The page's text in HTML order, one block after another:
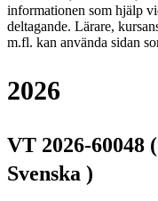
informationen som hjälp
deltagande. Lärare,
m.fl. kan använda sidan
2026
VT 2026-60048
Svenska )